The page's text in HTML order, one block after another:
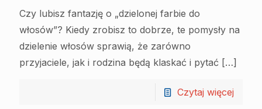
Czy lubisz fantazję o „dzielonej farbie do
włosów”? Kiedy zrobisz to dobrze, te pomysły na
dzielenie włosów sprawią, że zarówno
przyjaciele, jak i rodzina będą klaskać i pytać […]
Czytaj więcej